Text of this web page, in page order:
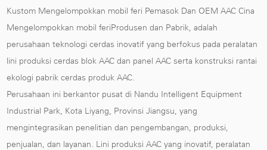
Kustom Mengelompokkan mobil feri Pemasok Dan OEM AAC Cina
Mengelompokkan mobil feriProdusen dan Pabrik, adalah
perusahaan teknologi cerdas inovatif yang berfokus pada peralatan
lini produksi cerdas blok AAC dan panel AAC serta konstruksi rantai
ekologi pabrik cerdas produk AAC.
Perusahaan ini berkantor pusat di Nandu Intelligent Equipment
Industrial Park, Kota Liyang, Provinsi Jiangsu, yang
mengintegrasikan penelitian dan pengembangan, produksi,
penjualan, dan layanan. Lini produksi AAC yang inovatif, peralatan